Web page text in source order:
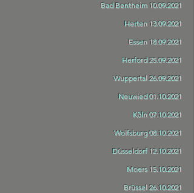
Bad Bentheim 10.09.2021
Herten 13.09.2021
Essen 18.09.2021
Herford25.09.2021
Wuppertal26.09.2021
Neuwied01.10.2021
Köln07.10.2021
Wolfsburg08.10.2021
Düsseldorf12.10.2021
Moers15.10.2021
Brüssel26.10.2021